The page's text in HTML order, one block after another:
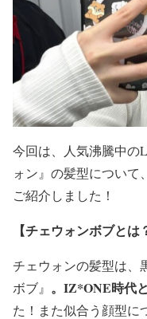
今回は、人気沸騰中の
ォン』の髪型について
ご紹介しました！
【チェウォンボブとは
チェウォンの髪型は、
ボブ』 。 IZ*ONE時代
た！また似合う顔型に